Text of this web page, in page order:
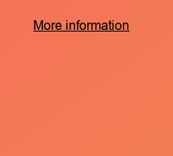
More information